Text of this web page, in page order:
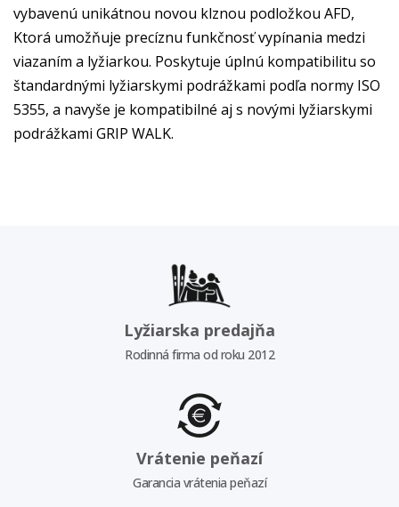
vybavenú unikátnou novou klznou podložkou AFD,
Ktorá umožňuje precíznu funkčnosť vypínania medzi
viazaním a lyžiarkou. Poskytuje úplnú kompatibilitu so
štandardnými lyžiarskymi podrážkami podľa normy ISO
5355, a navyše je kompatibilné aj s novými lyžiarskymi
podrážkami GRIP WALK.
Lyžiarska predajňa
Rodinná firma od roku 2012
Vrátenie peňazí
Garancia vrátenia peňazí